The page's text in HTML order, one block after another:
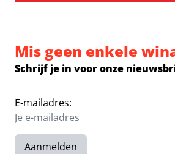
Mis geen enkele
Schrijf je in voor onze
E-mailadres:
Aanmelden